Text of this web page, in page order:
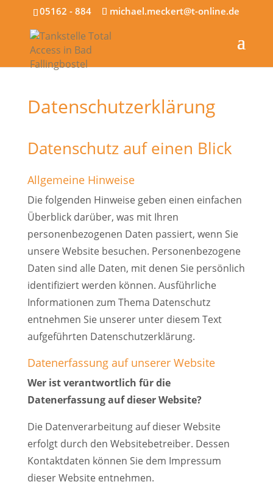
05162 - 884 michael.meckert@t-online.de
Datenschutzerklärung
Datenschutz auf einen Blick
Allgemeine Hinweise
Die folgenden Hinweise geben einen einfachen
Überblick darüber, was mit Ihren
personenbezogenen Daten passiert, wenn Sie
unsere Website besuchen. Personenbezogene
Daten sind alle Daten, mit denen Sie persönlich
identifiziert werden können. Ausführliche
Informationen zum Thema Datenschutz
entnehmen Sie unserer unter diesem Text
aufgeführten Datenschutzerklärung.
Datenerfassung auf unserer Website
Wer ist verantwortlich für die
Datenerfassung auf dieser Website?
Die Datenverarbeitung auf dieser Website
erfolgt durch den Websitebetreiber. Dessen
Kontaktdaten können Sie dem Impressum
dieser Website entnehmen.